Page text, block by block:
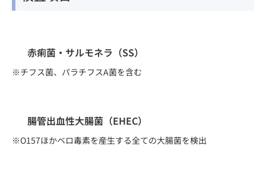
赤痢菌・サルモネラ（SS）
※チフス菌、パラチフスA菌を含む
腸管出血性大腸菌（EHEC）
※O157ほかベロ毒素を産生する全ての大腸菌を検出